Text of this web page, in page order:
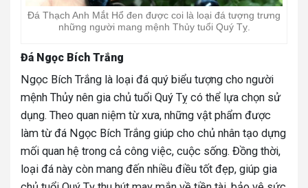
Đá Thạch Anh Mắt Hổ đen được coi là loại đá tượng trưng
những người mang mệnh Thủy tuổi Quý Tỵ.
Đá Ngọc Bích Trắng
Ngọc Bích Trắng là loại đá quý biểu tượng cho người
mệnh Thủy nên gia chủ tuổi Quý Tỵ có thể lựa chọn sử
dụng. Theo quan niệm từ xưa, những vật phẩm được
làm từ đá Ngọc Bích Trắng giúp cho chủ nhân tạo dựng
mối quan hệ trong cả công việc, cuộc sống. Đồng thời,
loại đá này còn mang đến nhiều điều tốt đẹp, giúp gia